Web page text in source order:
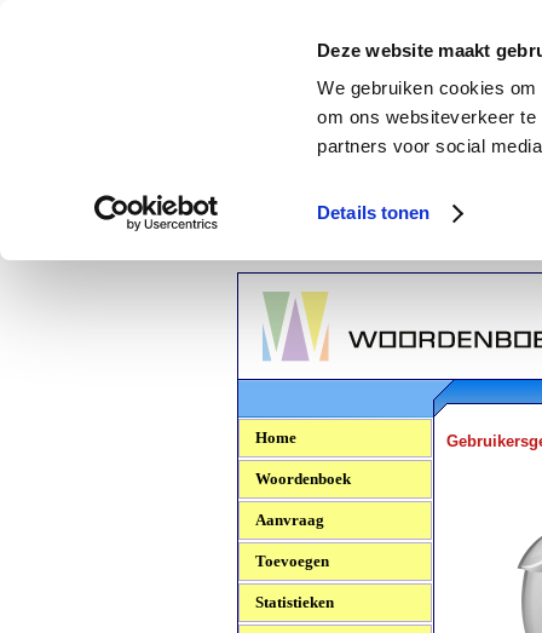
Deze website maakt
We gebruiken cookies
om ons websiteverkeer
partners voor social
Details tonen
Woordenboek.NU
Home
Woordenboek
Aanvraag
Toevoegen
Statistieken